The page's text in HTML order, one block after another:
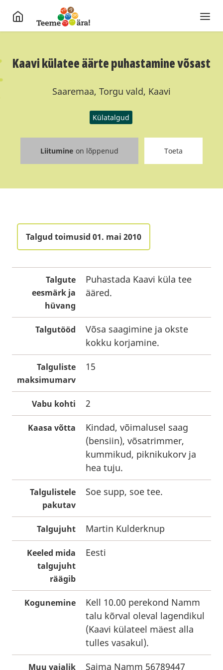
Kaavi külatee äärte puhastamine võsast
Saaremaa, Torgu vald, Kaavi
Külatalgud
Liitumine on lõppenud Toeta
Talgud toimusid 01. mai 2010
Talgute
eesmärk ja
hüvang
Puhastada Kaavi küla tee
ääred.
Talgutööd
Võsa saagimine ja okste
kokku korjamine.
Talguliste
maksimumarv
15
Vabu kohti 2
Kaasa võtta
Kindad, võimalusel saag
(bensiin), võsatrimmer,
kummikud, piknikukorv ja
hea tuju.
Talgulistele
pakutav
Soe supp, soe tee.
Talgujuht Martin Kulderknup
Keeled mida
talgujuht
räägib
Eesti
Kogunemine
Kell 10.00 perekond Namm
talu kõrval oleval lagendikul
(Kaavi külateel mäest alla
tulles vasakul).
Muu vajalik Saima Namm 56789447